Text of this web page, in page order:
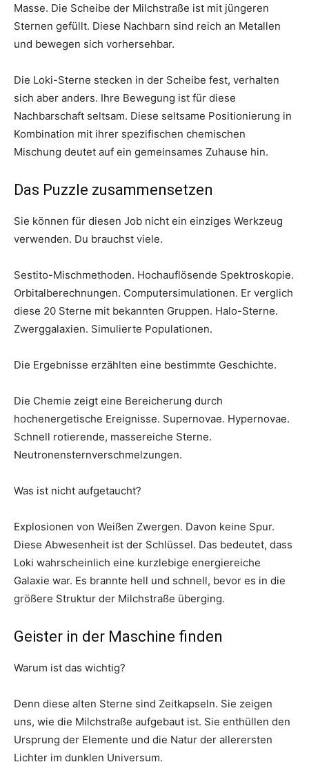
Masse. Die Scheibe der Milchstraße ist mit jüngeren
Sternen gefüllt. Diese Nachbarn sind reich an Metallen
und bewegen sich vorhersehbar.
Die Loki-Sterne stecken in der Scheibe fest, verhalten
sich aber anders. Ihre Bewegung ist für diese
Nachbarschaft seltsam. Diese seltsame Positionierung in
Kombination mit ihrer spezifischen chemischen
Mischung deutet auf ein gemeinsames Zuhause hin.
Das Puzzle zusammensetzen
Sie können für diesen Job nicht ein einziges Werkzeug
verwenden. Du brauchst viele.
Sestito-Mischmethoden. Hochauflösende Spektroskopie.
Orbitalberechnungen. Computersimulationen. Er verglich
diese 20 Sterne mit bekannten Gruppen. Halo-Sterne.
Zwerggalaxien. Simulierte Populationen.
Die Ergebnisse erzählten eine bestimmte Geschichte.
Die Chemie zeigt eine Bereicherung durch
hochenergetische Ereignisse. Supernovae. Hypernovae.
Schnell rotierende, massereiche Sterne.
Neutronensternverschmelzungen.
Was ist nicht aufgetaucht?
Explosionen von Weißen Zwergen. Davon keine Spur.
Diese Abwesenheit ist der Schlüssel. Das bedeutet, dass
Loki wahrscheinlich eine kurzlebige energiereiche
Galaxie war. Es brannte hell und schnell, bevor es in die
größere Struktur der Milchstraße überging.
Geister in der Maschine finden
Warum ist das wichtig?
Denn diese alten Sterne sind Zeitkapseln. Sie zeigen
uns, wie die Milchstraße aufgebaut ist. Sie enthüllen den
Ursprung der Elemente und die Natur der allerersten
Lichter im dunklen Universum.